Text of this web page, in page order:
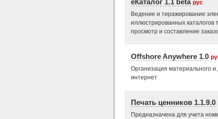
еКаталог 1.1 beta рус
Ведение и тиражирование
иллюстрированных каталогов
просмотр и составление
Offshore Anywhere 1.0
Организация материального и
интернет
Печать ценников 1.1.9.0
Предназначена для учета